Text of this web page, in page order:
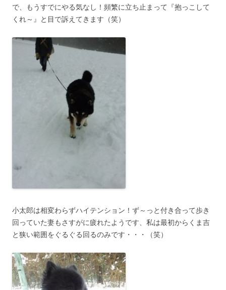
で、もうすでにやる気なし！頻繁に立ち止まって『抱っこして
くれ～』と目で訴えてきます（笑）
小太郎は相変わらずハイテンション！ず～っと付き合って歩き
回っていた妻もさすがに疲れたようです、私は最初からくま吉
と狭い範囲をぐるぐる回るのみです・・・（笑）